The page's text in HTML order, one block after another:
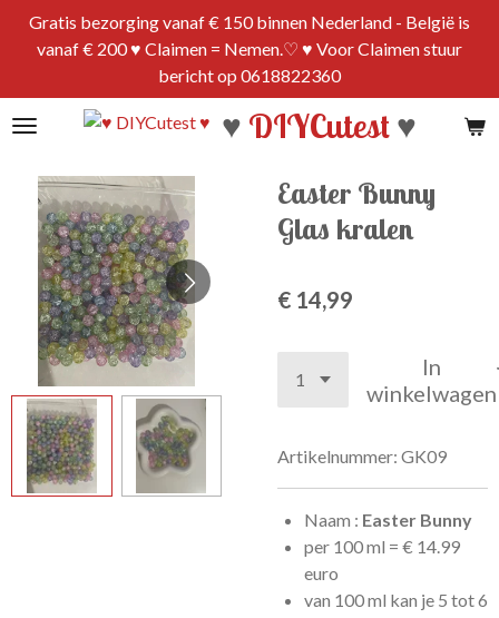
Ga
direct
de
hoofdinhoud
♥ DIYCutest♥
Gratis bezorging vanaf € 150 binnen Nederland - België is
vanaf € 200 ♥ Claimen = Nemen.♡ ♥ Voor Claimen stuur
bericht op 0618822360
Easter Bunny
Glas kralen
€ 14,99
In
winkelwagen
Artikelnummer: GK09
Naam : Easter Bunny
per 100 ml = € 14.99
euro
van 100 ml kan je 5 tot 6